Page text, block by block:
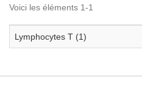
Voici les éléments 1-1
Lymphocytes T (1)